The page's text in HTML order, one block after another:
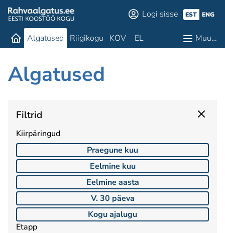
Logi sisse EST ENG
Algatused Riigikogu KOV EL Muu…
Algatused
Filtrid
Kiirpäringud
Praegune kuu
Eelmine kuu
Eelmine aasta
V. 30 päeva
Kogu ajalugu
Etapp